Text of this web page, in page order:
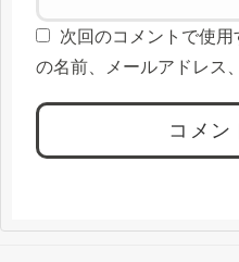
次回のコメントで使
の名前、メールアドレス